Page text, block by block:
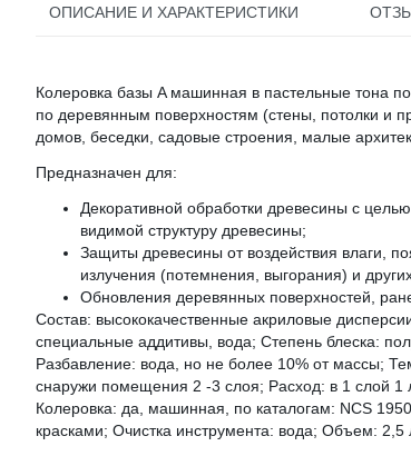
ОПИСАНИЕ И ХАРАКТЕРИСТИКИ
Колеровка базы A машинная в пастельные тона
по деревянным поверхностям (стены, потолки
домов, беседки, садовые строения, малые
Предназначен для:
Декоративной обработки древесины с
видимой структуру древесины;
Защиты древесины от воздействия влаги,
излучения (потемнения, выгорания) и
Обновления деревянных поверхностей,
Состав: высококачественные акриловые
специальные аддитивы, вода; Степень блеска:
Разбавление: вода, но не более 10% от массы;
снаружи помещения 2 -3 слоя; Расход: в 1 слой
Колеровка: да, машинная, по каталогам: NCS
красками; Очистка инструмента: вода; Объем: 2,5